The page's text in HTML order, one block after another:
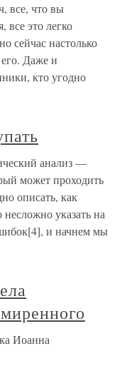
все, что вы
все это легко
сейчас настолько
Даже и
кто угодно
анализ —
может проходить
описать, как
указать на
и начнем мы
Иоанна